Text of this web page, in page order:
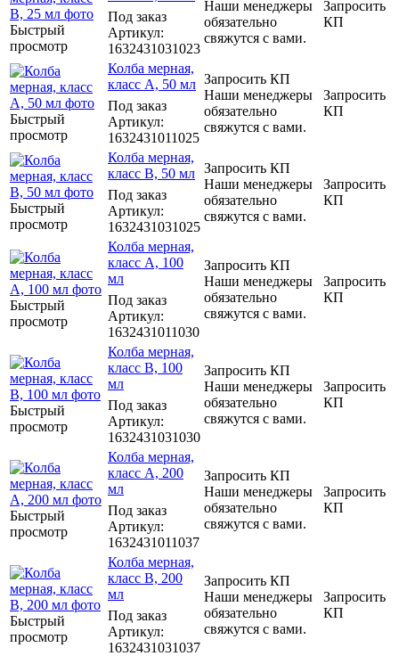
Быстрый
просмотр
Под заказ
Артикул:
1632431031023
Наши менеджеры
обязательно
свяжутся с вами.
Запросить
КП
Быстрый
просмотр
Колба мерная,
класс А, 50 мл
Под заказ
Артикул:
1632431011025
Запросить КП
Наши менеджеры
обязательно
свяжутся с вами.
Запросить
КП
Быстрый
просмотр
Колба мерная,
класс В, 50 мл
Под заказ
Артикул:
1632431031025
Запросить КП
Наши менеджеры
обязательно
свяжутся с вами.
Запросить
КП
Быстрый
просмотр
Колба мерная,
класс А, 100
мл
Под заказ
Артикул:
1632431011030
Запросить КП
Наши менеджеры
обязательно
свяжутся с вами.
Запросить
КП
Быстрый
просмотр
Колба мерная,
класс В, 100
мл
Под заказ
Артикул:
1632431031030
Запросить КП
Наши менеджеры
обязательно
свяжутся с вами.
Запросить
КП
Быстрый
просмотр
Колба мерная,
класс А, 200
мл
Под заказ
Артикул:
1632431011037
Запросить КП
Наши менеджеры
обязательно
свяжутся с вами.
Запросить
КП
Быстрый
просмотр
Колба мерная,
класс В, 200
мл
Под заказ
Артикул:
1632431031037
Запросить КП
Наши менеджеры
обязательно
свяжутся с вами.
Запросить
КП